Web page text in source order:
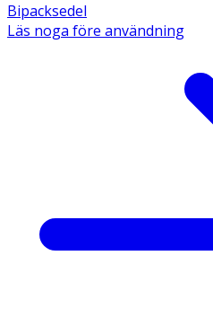
Bipacksedel
Läs noga före användning